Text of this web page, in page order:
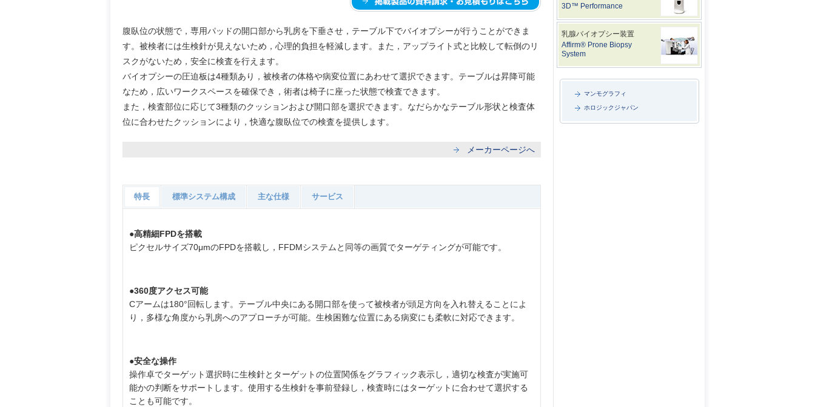
腹臥位の状態で，専用パッドの開口部から乳房を下垂させ，テーブル下でバイオプシーが行うことができま
す。被検者には生検針が見えないため，心理的負担を軽減します。また，アップライト式と比較して転倒のリ
スクがないため，安全に検査を行えます。
バイオプシーの圧迫板は4種類あり，被検者の体格や病変位置にあわせて選択できます。テーブルは昇降可能
なため，広いワークスペースを確保でき，術者は椅子に座った状態で検査できます。
また，検査部位に応じて3種類のクッションおよび開口部を選択できます。なだらかなテーブル形状と検査体
位に合わせたクッションにより，快適な腹臥位での検査を提供します。
メーカーページへ
特長 標準システム構成 主な仕様 サービス
●高精細FPDを搭載
ピクセルサイズ70μmのFPDを搭載し，FFDMシステムと同等の画質でターゲティングが可能です。
●360度アクセス可能
Cアームは180°回転します。テーブル中央にある開口部を使って被検者が頭足方向を入れ替えることによ
り，多様な角度から乳房へのアプローチが可能。生検困難な位置にある病変にも柔軟に対応できます。
●安全な操作
操作卓でターゲット選択時に生検針とターゲットの位置関係をグラフィック表示し，適切な検査が実施可
能かの判断をサポートします。使用する生検針を事前登録し，検査時にはターゲットに合わせて選択する
ことも可能です。
3D™ Performance
乳腺バイオプシー装置
Affirm® Prone Biopsy
System
マンモグラフィ
ホロジックジャパン